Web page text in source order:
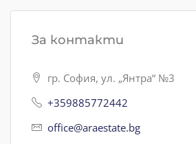
За контакти
гр. София, ул. „Янтра“ №3
+359885772442
office@araestate.bg